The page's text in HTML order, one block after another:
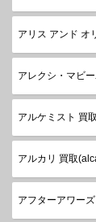
アリス アンド オ
アレクシ・マビ
アルケミスト 買
アルカリ 買取
アフターアワー